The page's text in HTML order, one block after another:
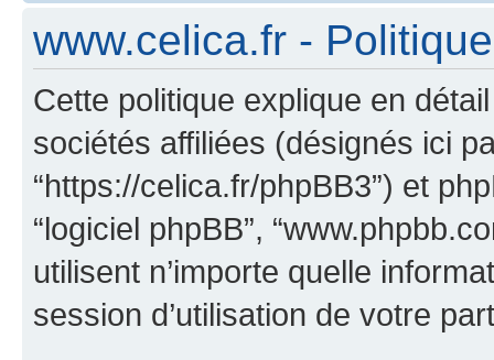
www.celica.fr -
Cette politique explique en
sociétés affiliées (désignés ici
“https://celica.fr/phpBB3”) et
“logiciel phpBB”,
utilisent n’importe quelle
session d’utilisation de votre